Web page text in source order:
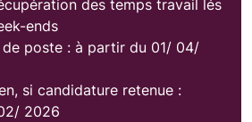
des temps travail lés
ends
poste : à partir du 01/ 04/
si candidature retenue :
2026